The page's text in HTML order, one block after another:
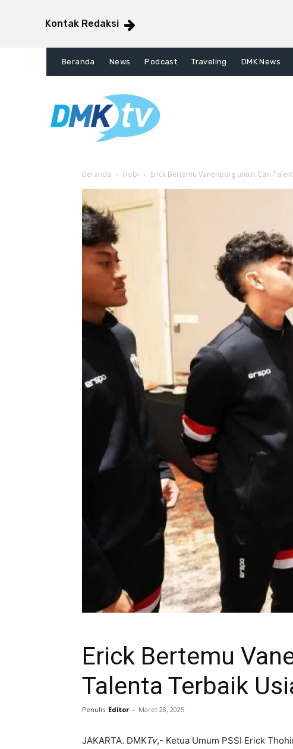
Kontak Redaksi
Beranda News Podcast Traveling DMK News
Beranda Hobi Erick Bertemu Vanenburg untuk Cari
Erick Bertemu
Talenta Terbaik
Penulis Editor - Maret 28, 2025
JAKARTA. DMKTv,- Ketua Umum PSSI Erick